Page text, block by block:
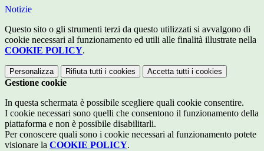
Notizie
Questo sito o gli strumenti terzi da questo utilizzati si avvalgono di
cookie necessari al funzionamento ed utili alle finalità illustrate nella
COOKIE POLICY.
Personalizza Rifiuta tutti i cookies Accetta tutti i cookies
Gestione cookie
In questa schermata è possibile scegliere quali cookie consentire.
I cookie necessari sono quelli che consentono il funzionamento della
piattaforma e non è possibile disabilitarli.
Per conoscere quali sono i cookie necessari al funzionamento potete
visionare la COOKIE POLICY.